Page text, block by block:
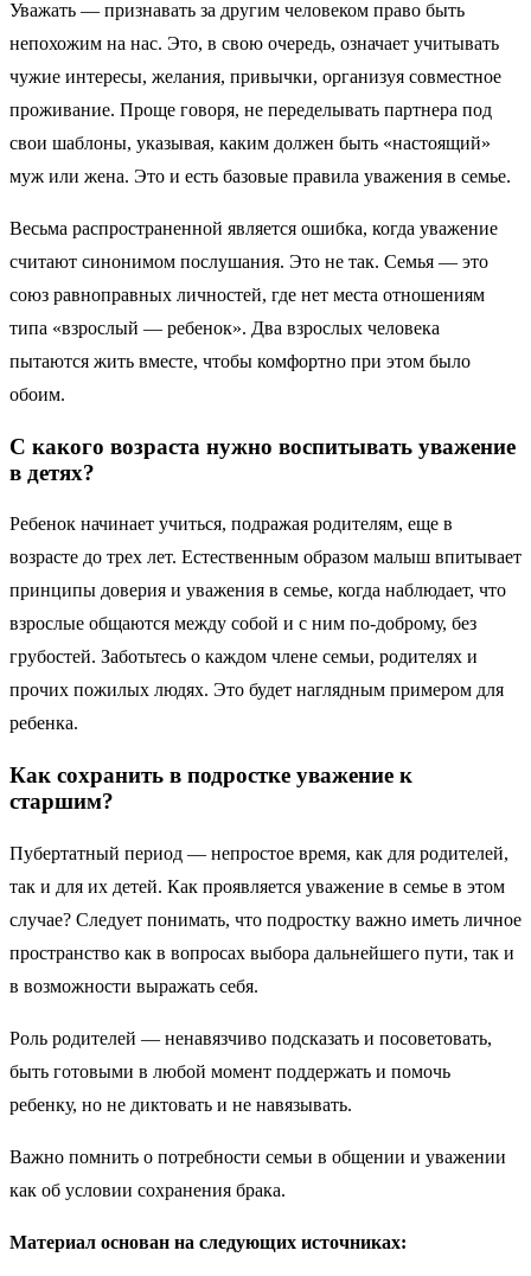
Уважать — признавать за другим человеком право быть
непохожим на нас. Это, в свою очередь, означает учитывать
чужие интересы, желания, привычки, организуя совместное
проживание. Проще говоря, не переделывать партнера под
свои шаблоны, указывая, каким должен быть «настоящий»
муж или жена. Это и есть базовые правила уважения в семье.
Весьма распространенной является ошибка, когда уважение
считают синонимом послушания. Это не так. Семья — это
союз равноправных личностей, где нет места отношениям
типа «взрослый — ребенок». Два взрослых человека
пытаются жить вместе, чтобы комфортно при этом было
обоим.
С какого возраста нужно воспитывать уважение
в детях?
Ребенок начинает учиться, подражая родителям, еще в
возрасте до трех лет. Естественным образом малыш впитывает
принципы доверия и уважения в семье, когда наблюдает, что
взрослые общаются между собой и с ним по-доброму, без
грубостей. Заботьтесь о каждом члене семьи, родителях и
прочих пожилых людях. Это будет наглядным примером для
ребенка.
Как сохранить в подростке уважение к
старшим?
Пубертатный период — непростое время, как для родителей,
так и для их детей. Как проявляется уважение в семье в этом
случае? Следует понимать, что подростку важно иметь личное
пространство как в вопросах выбора дальнейшего пути, так и
в возможности выражать себя.
Роль родителей — ненавязчиво подсказать и посоветовать,
быть готовыми в любой момент поддержать и помочь
ребенку, но не диктовать и не навязывать.
Важно помнить о потребности семьи в общении и уважении
как об условии сохранения брака.
Материал основан на следующих источниках: